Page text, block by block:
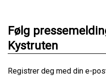
Følg
Kystruten
Registrer deg med din e-